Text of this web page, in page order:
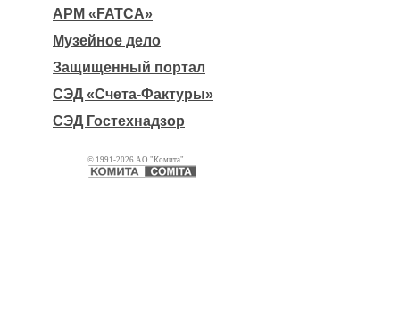
АРМ «FATCA»
Музейное дело
Защищенный портал
СЭД «Счета-Фактуры»
СЭД Гостехнадзор
© 1991-2026 АО "Комита"